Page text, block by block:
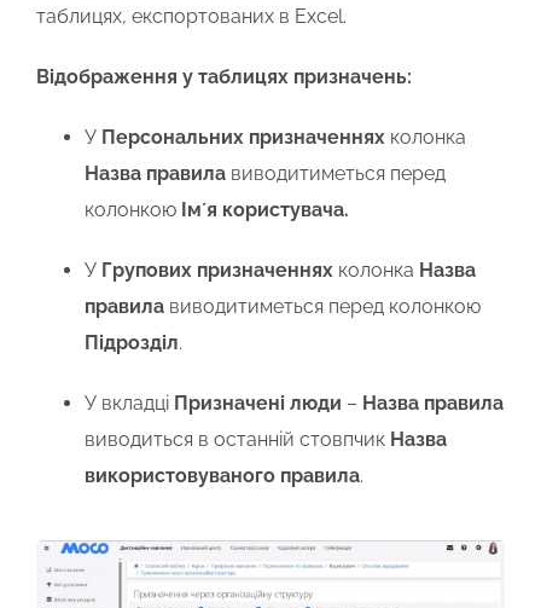
таблицях, експортованих в Excel.
Відображення у таблицях призначень:
У Персональних призначеннях колонка
Назва правила виводитиметься перед
колонкою Імʼя користувача.
У Групових призначеннях колонка Назва
правила виводитиметься перед колонкою
Підрозділ.
У вкладці Призначені люди – Назва правила
виводиться в останній стовпчик Назва
використовуваного правила.